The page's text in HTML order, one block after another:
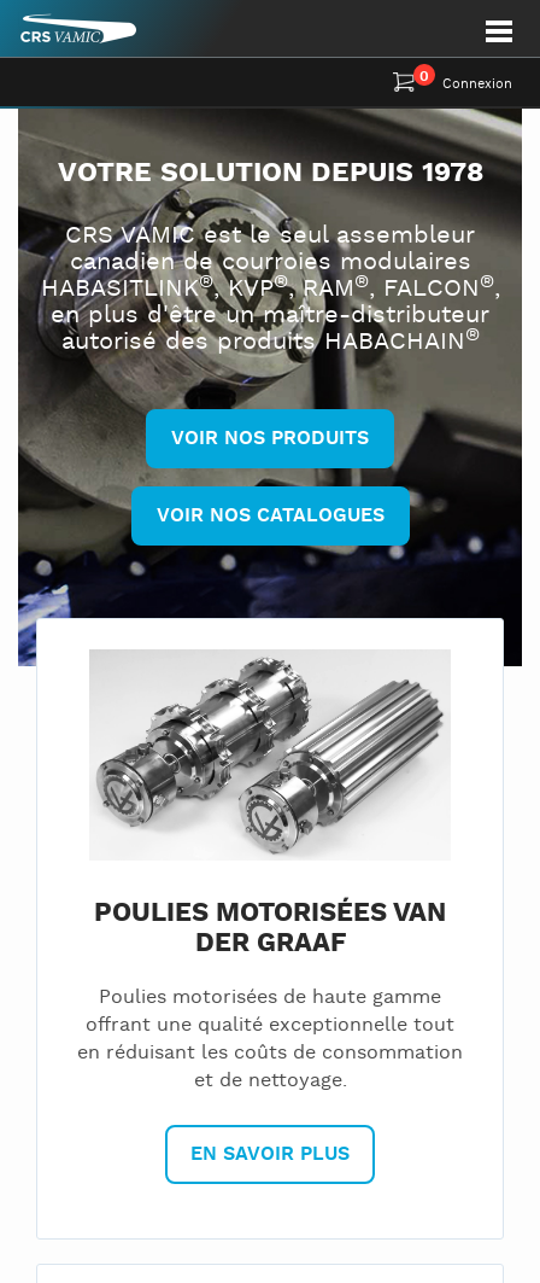
Connexion
0
VOTRE SOLUTION DEPUIS 1978
CRS VAMIC est le seul assembleur
canadien de courroies modulaires
HABASITLINK®, KVP®, RAM®, FALCON®,
en plus d'être un maître-distributeur
autorisé des produits HABACHAIN®
VOIR NOS PRODUITS
VOIR NOS CATALOGUES
POULIES MOTORISÉES VAN
DER GRAAF
Poulies motorisées de haute gamme
offrant une qualité exceptionnelle tout
en réduisant les coûts de consommation
et de nettoyage.
EN SAVOIR PLUS